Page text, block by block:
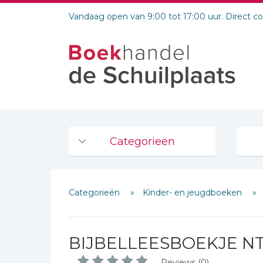
Vandaag open van 9:00 tot 17:00 uur. Direct
Categorieën
De Bijbel
Bijbelse Dagboeken 2026
Bijbelstudie groepen
Categorieën Kinder- en jeugdboeken
BIJBELLEESBOEKJE